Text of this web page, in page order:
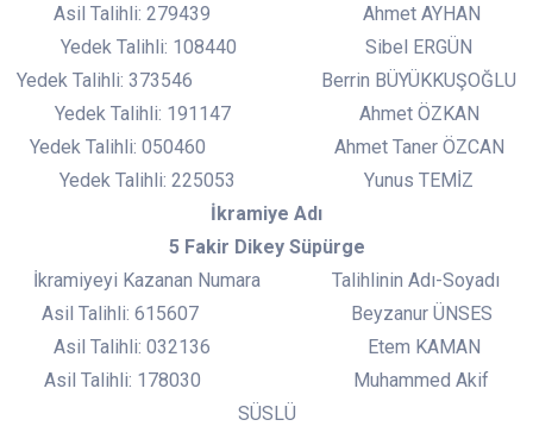
Asil Talihli: 279439 Ahmet AYHAN
Yedek Talihli: 108440 Sibel ERGÜN
Yedek Talihli: 373546 Berrin BÜYÜKKUŞOĞLU
Yedek Talihli: 191147 Ahmet ÖZKAN
Yedek Talihli: 050460 Ahmet Taner ÖZCAN
Yedek Talihli: 225053 Yunus TEMİZ
İkramiye Adı
5 Fakir Dikey Süpürge
İkramiyeyi Kazanan Numara Talihlinin Adı-Soyadı
Asil Talihli: 615607 Beyzanur ÜNSES
Asil Talihli: 032136 Etem KAMAN
Asil Talihli: 178030 Muhammed Akif
SÜSLÜ